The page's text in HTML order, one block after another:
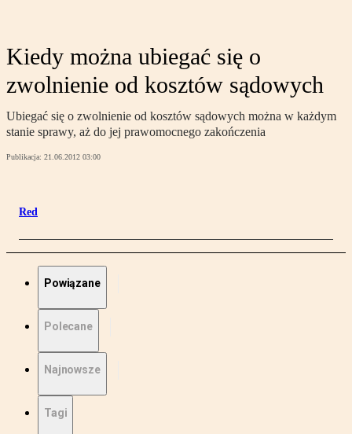
Kiedy można ubiegać się o
zwolnienie od kosztów sądowych
Ubiegać się o zwolnienie od kosztów sądowych można w każdym
stanie sprawy, aż do jej prawomocnego zakończenia
Publikacja: 21.06.2012 03:00
Red
Powiązane
Polecane
Najnowsze
Tagi